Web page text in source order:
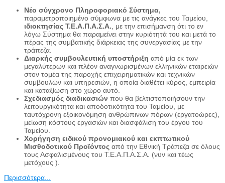
Νέο σύγχρονο Πληροφοριακό Σύστημα,
παραμετροποιημένο σύμφωνα με τις ανάγκες του Ταμείου,
ιδιοκτησίας Τ.Ε.Α.Π.Α.Σ.Α. , με την επισήμανση ότι το εν
λόγω Σύστημα θα παραμείνει στην κυριότητά του και μετά το
πέρας της συμβατικής διάρκειας της συνεργασίας με την
τράπεζα.
Διαρκής συμβουλευτική υποστήριξη από μία εκ των
μεγαλύτερων και πλέον αναγνωρισμένων ελληνικών εταιρειών
στον τομέα της παροχής επιχειρηματικών και τεχνικών
συμβουλών και υπηρεσιών, η οποία διαθέτει κύρος, εμπειρία
και καταξίωση στο χώρο αυτό.
Σχεδιασμός διαδικασιών που θα βελτιστοποιήσουν την
λειτουργικότητα και αποδοτικότητα του Ταμείου, με
ταυτόχρονη εξοικονόμηση ανθρώπινων πόρων (εργατοώρες),
μείωση κόστους εργασιών και διασφάλιση του έργου του
Ταμείου.
Χορήγηση ειδικού προνομιακού και εκπτωτικού
Μισθοδοτικού Προϊόντος από την Εθνική Τράπεζα σε όλους
τους Ασφαλισμένους του Τ.Ε.Α.Π.Α.Σ.Α. (νυν και τέως
μετόχους ).
Περισσότερα...